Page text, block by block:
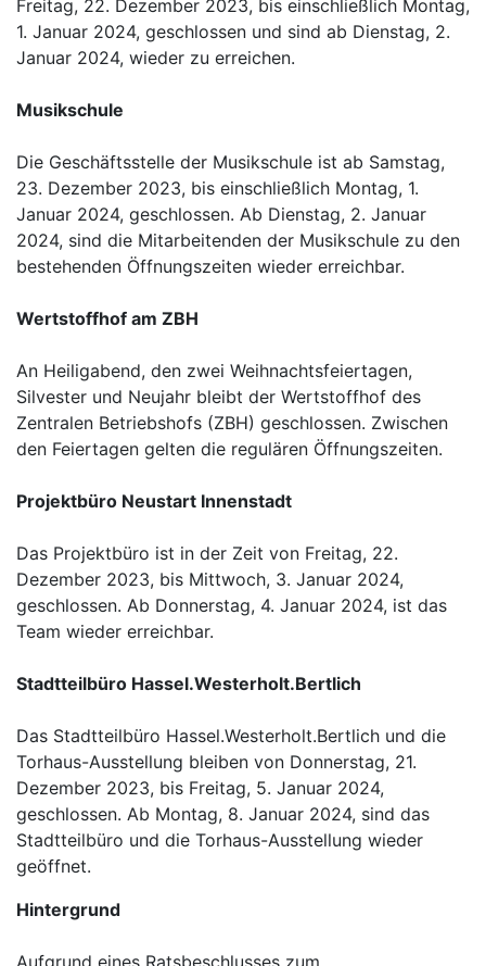
Freitag, 22. Dezember 2023, bis einschließlich Montag,
1. Januar 2024, geschlossen und sind ab Dienstag, 2.
Januar 2024, wieder zu erreichen.
Musikschule
Die Geschäftsstelle der Musikschule ist ab Samstag,
23. Dezember 2023, bis einschließlich Montag, 1.
Januar 2024, geschlossen. Ab Dienstag, 2. Januar
2024, sind die Mitarbeitenden der Musikschule zu den
bestehenden Öffnungszeiten wieder erreichbar.
Wertstoffhof am ZBH
An Heiligabend, den zwei Weihnachtsfeiertagen,
Silvester und Neujahr bleibt der Wertstoffhof des
Zentralen Betriebshofs (ZBH) geschlossen. Zwischen
den Feiertagen gelten die regulären Öffnungszeiten.
Projektbüro Neustart Innenstadt
Das Projektbüro ist in der Zeit von Freitag, 22.
Dezember 2023, bis Mittwoch, 3. Januar 2024,
geschlossen. Ab Donnerstag, 4. Januar 2024, ist das
Team wieder erreichbar.
Stadtteilbüro Hassel.Westerholt.Bertlich
Das Stadtteilbüro Hassel.Westerholt.Bertlich und die
Torhaus-Ausstellung bleiben von Donnerstag, 21.
Dezember 2023, bis Freitag, 5. Januar 2024,
geschlossen. Ab Montag, 8. Januar 2024, sind das
Stadtteilbüro und die Torhaus-Ausstellung wieder
geöffnet.
Hintergrund
Aufgrund eines Ratsbeschlusses zum